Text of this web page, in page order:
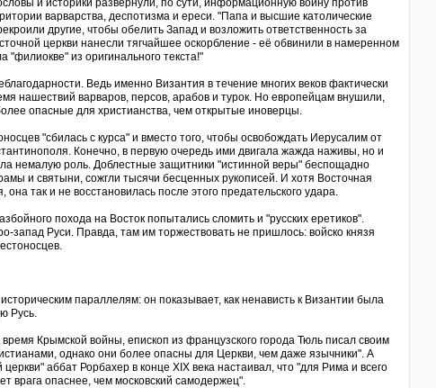
и историки развернули, по сути, информационную войну против
варварства, деспотизма и ереси. "Папа и высшие католические
другие, чтобы обелить Запад и возложить ответственность за
церкви нанесли тягчайшее оскорбление - её обвинили в намеренном
из оригинального текста!"
Ведь именно Византия в течение многих веков фактически
нашествий варваров, персов, арабов и турок. Но европейцам внушили,
опасные для христианства, чем открытые иноверцы.
"сбилась с курса" и вместо того, чтобы освобождать Иерусалим от
Конечно, в первую очередь ими двигала жажда наживы, но и
немалую роль. Доблестные защитники "истинной веры" беспощадно
и святыни, сожгли тысячи бесценных рукописей. И хотя Восточная
так и не восстановилась после этого предательского удара.
похода на Восток попытались сломить и "русских еретиков".
запад Руси. Правда, там им торжествовать не пришлось: войско князя
параллелям: он показывает, как ненависть к Византии была
Русь.
Крымской войны, епископ из французского города Тюль писал своим
однако они более опасны для Церкви, чем даже язычники". А
аббат Рорбахер в конце XIX века настаивал, что "для Рима и всего
врага опаснее, чем московский самодержец".